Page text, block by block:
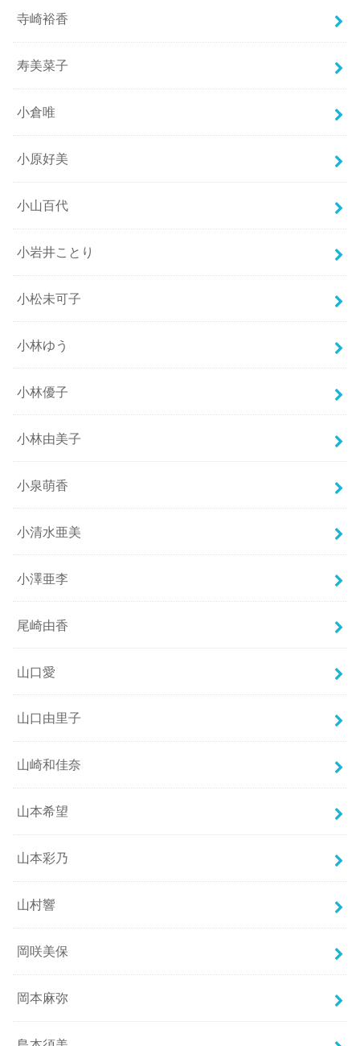
寺崎裕香
寿美菜子
小倉唯
小原好美
小山百代
小岩井ことり
小松未可子
小林ゆう
小林優子
小林由美子
小泉萌香
小清水亜美
小澤亜李
尾崎由香
山口愛
山口由里子
山崎和佳奈
山本希望
山本彩乃
山村響
岡咲美保
岡本麻弥